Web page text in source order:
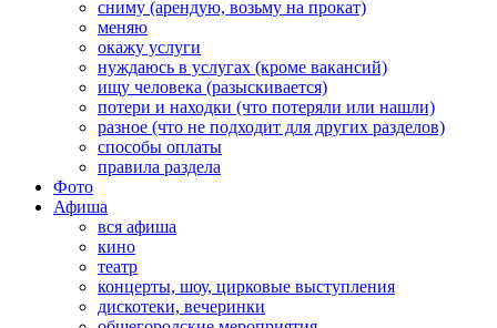
сниму (арендую, возьму на прокат)
меняю
окажу услуги
нуждаюсь в услугах (кроме вакансий)
ищу человека (разыскивается)
потери и находки (что потеряли или нашли)
разное (что не подходит для других разделов)
способы оплаты
правила раздела
Фото
Афиша
вся афиша
кино
театр
концерты, шоу, цирковые выступления
дискотеки, вечеринки